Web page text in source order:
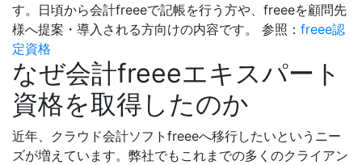
す。日頃から会計freeeで記帳を行う方や、freeeを顧問先
様へ提案・導入される方向けの内容です。
参照： freee認
定資格
なぜ会計freeeエキスパート
資格を取得したのか
近年、クラウド会計ソフトfreeeへ移行したいというニー
ズが増えています。弊社でもこれまでの多くのクライアン